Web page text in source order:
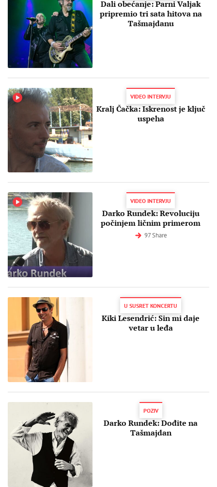
Dali obećanje: Parni Valjak
pripremio tri sata hitova na
Tašmajdanu
VIDEO INTERVJU
Kralj Čačka: Iskrenost je ključ
uspeha
VIDEO INTERVJU
Darko Rundek: Revoluciju
počinjem ličnim primerom
97 Share
U SUSRET KONCERTU
Kiki Lesendrić: Sin mi daje
vetar u leđa
POZIV
Darko Rundek: Dođite na
Tašmajdan